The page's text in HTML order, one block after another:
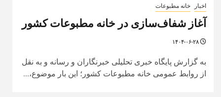
اخبار خانه مطبوعات
آغاز شفاف‌سازی در خانه مطبوعات کشور
به گزارش پایگاه خبری تحلیلی خبرنگاران و رسانه و به نقل
از روابط عمومی خانه مطبوعات کشور؛ این بار موضوع،...